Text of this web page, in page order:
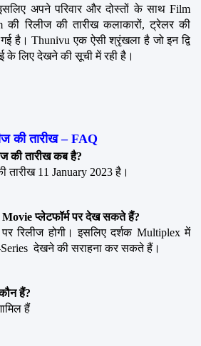
अपने परिवार और दोस्तों के साथ Film
रिलीज की तारीख कलाकारों, ट्रेलर की
है। Thunivu एक ऐसी श्रृंखला है जो इन द्वि
के लिए देखने की सूची में रही है।
की तारीख – FAQ
की तारीख कब है?
तारीख 11 January 2023 है।
प्लेटफॉर्म पर देख सकते हैं?
रिलीज होगी। इसलिए दर्शक Multiplex में
देखने की सराहना कर सकते हैं।
हैं?
हैं